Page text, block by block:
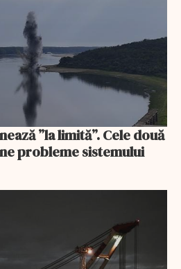
”la limită”. Cele două
probleme sistemului